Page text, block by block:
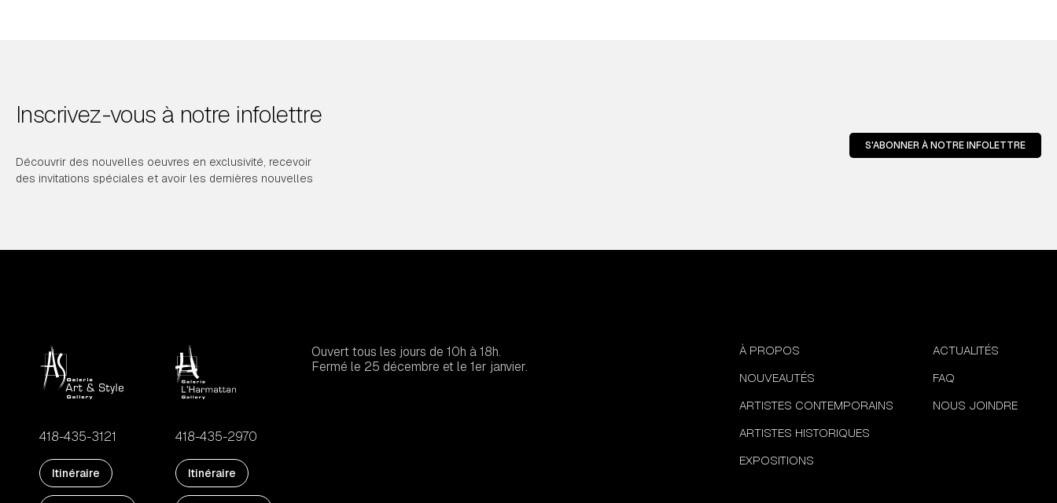
Inscrivez-vous à notre infolettre
Découvrir des nouvelles oeuvres en exclusivité, recevoir
des invitations spéciales et avoir les dernières nouvelles
S'ABONNER À NOTRE INFOLETTRE
418-435-3121
Itinéraire
418-435-2970
Itinéraire
Ouvert tous les jours de 10h à 18h.
Fermé le 25 décembre et le 1er janvier.
À PROPOS
NOUVEAUTÉS
ARTISTES CONTEMPORAINS
ARTISTES HISTORIQUES
EXPOSITIONS
ACTUALITÉS
FAQ
NOUS JOINDRE